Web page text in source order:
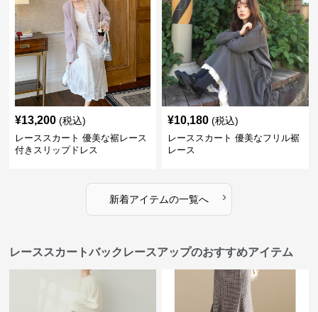
¥13,200 (税込)
レーススカート 優美な裾レース
付きスリップドレス
¥10,180 (税込)
レーススカート 優美なフリル裾
レース
新着アイテムの一覧へ ›
レーススカートバックレースアップのおすすめアイテム